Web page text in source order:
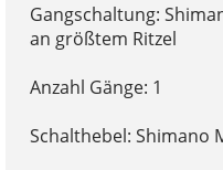
Gangschaltung:
an größtem Ritzel
Anzahl Gänge: 1
Schalthebel: Shimano